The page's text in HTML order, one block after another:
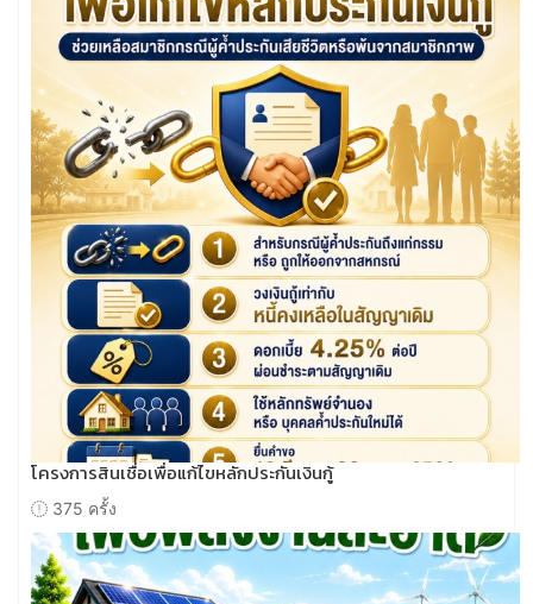
โครงการสินเชื่อเพื่อแก้ไขหลักประกันเงินกู้
375 ครั้ง